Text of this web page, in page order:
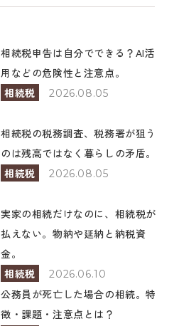
相続税申告は自分でできる？AI活
用などの危険性と注意点。
相続税
2026.08.05
相続税の税務調査、税務署が狙う
のは残高ではなく暮らしの矛盾。
相続税
2026.08.05
実家の相続だけなのに、相続税が
払えない。物納や延納と納税資
金。
相続税
2026.06.10
公務員が死亡した場合の相続。特
徴・課題・注意点とは？